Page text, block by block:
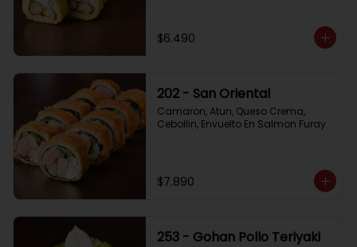
$6.490
202 - San Oriental
Camaron, Atun, Queso Crema,
Cebollin, Envuelto En Salmon Furay
$7.890
253 - Gohan Pollo Teriyaki